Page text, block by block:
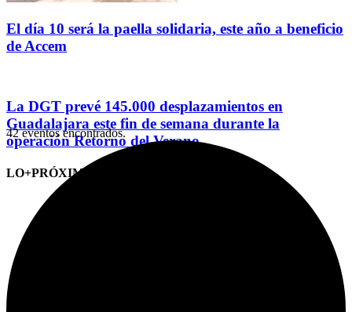
El día 10 será la paella solidaria, este año a beneficio
de Accem
La DGT prevé 145.000 desplazamientos en
Guadalajara este fin de semana durante la
operación Retorno del Verano
LO+PRÓXIMO (CITAS)
42 eventos encontrados.